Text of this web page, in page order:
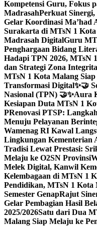
Kompetensi Guru, Fokus
MadrasahPerkuat
Gelar Koordinasi Ma’had
Surakarta di MTsN 1
Madrasah DigitalGuru
Penghargaan Bidang
Hadapi TPN 2026, MTsN
dan Strategi Zona
MTsN 1 Kota Malang
Transformasi Digital✨🤝
Nasional (TPN) 🤝✨Aura
Kesiapan Duta MTsN 1
PRenovasi PTSP:
Menuju Pelayanan
Wamenag RI Kawal
Lingkungan Kementerian
Tradisi Lewat Prestasi:
Melaju ke O2SN Provinsi
Melek Digital, Kanwil
Kelembagaan di MTsN 1
Pendidikan, MTsN 1
Semester GenapRajut
Gelar Pembagian Hasil
2025/2026Satu dari Dua
Malang Siap Melaju ke